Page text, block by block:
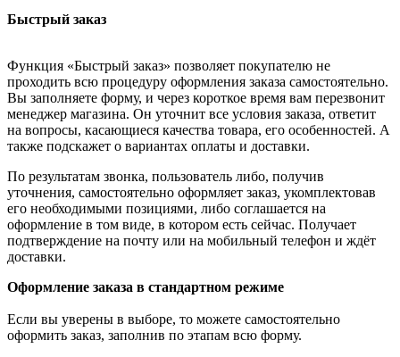
Быстрый заказ
Функция «Быстрый заказ» позволяет покупателю не
проходить всю процедуру оформления заказа самостоятельно.
Вы заполняете форму, и через короткое время вам перезвонит
менеджер магазина. Он уточнит все условия заказа, ответит
на вопросы, касающиеся качества товара, его особенностей. А
также подскажет о вариантах оплаты и доставки.
По результатам звонка, пользователь либо, получив
уточнения, самостоятельно оформляет заказ, укомплектовав
его необходимыми позициями, либо соглашается на
оформление в том виде, в котором есть сейчас. Получает
подтверждение на почту или на мобильный телефон и ждёт
доставки.
Оформление заказа в стандартном режиме
Если вы уверены в выборе, то можете самостоятельно
оформить заказ, заполнив по этапам всю форму.